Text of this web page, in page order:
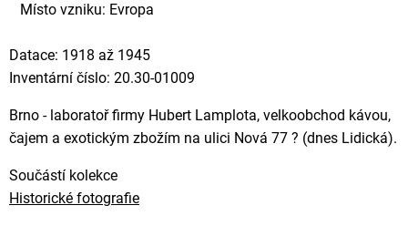
Místo vzniku: Evropa
Datace: 1918 až 1945
Inventární číslo: 20.30-01009
Brno - laboratoř firmy Hubert Lamplota, velkoobchod kávou,
čajem a exotickým zbožím na ulici Nová 77 ? (dnes Lidická).
Součástí kolekce
Historické fotografie